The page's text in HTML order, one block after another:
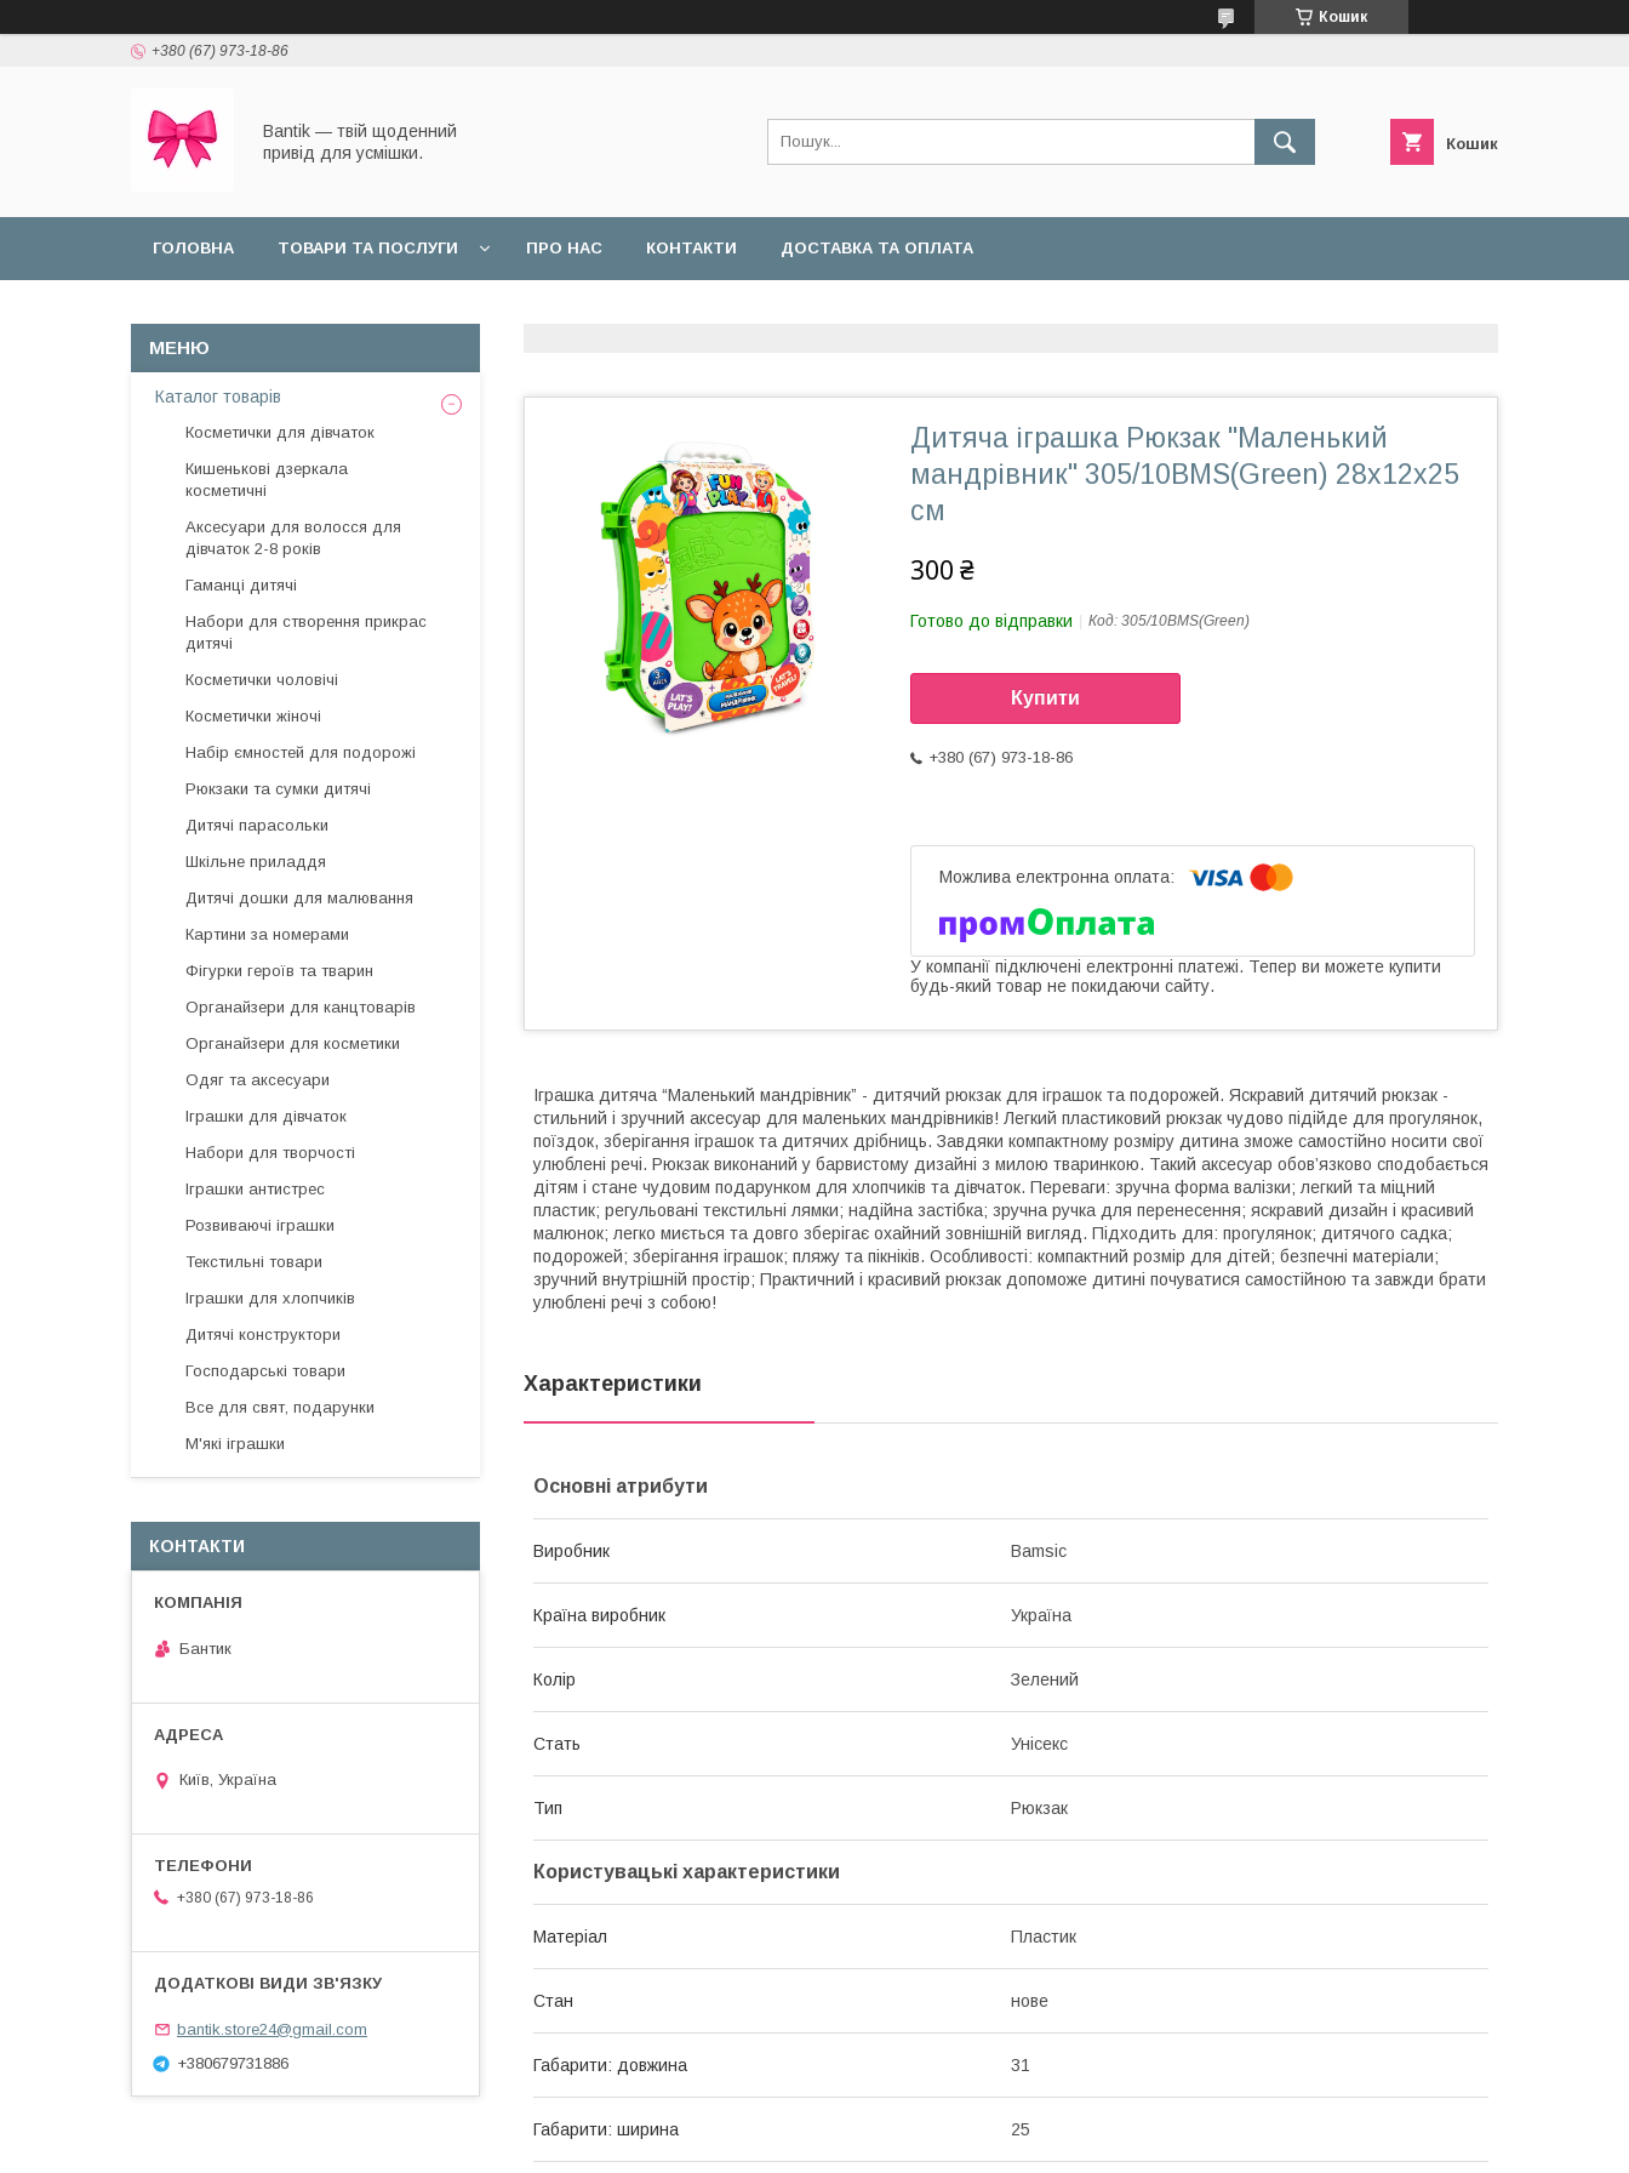
Кошик
+380 (67) 973-18-86
Bantik — твій щоденний
привід для усмішки.
Кошик
ГОЛОВНА ТОВАРИ ТА ПОСЛУГИ ПРО НАС КОНТАКТИ ДОСТАВКА ТА ОПЛАТА
Дитяча іграшка Рюкзак "Маленький
мандрівник" 305/10BMS(Green) 28х12х25
см
300 ₴
Готово до відправки Код: 305/10BMS(Green)
Купити
+380 (67) 973-18-86
У компанії підключені електронні платежі. Тепер ви можете купити
будь-який товар не покидаючи сайту.
Іграшка дитяча “Маленький мандрівник” - дитячий рюкзак для іграшок та подорожей. Яскравий дитячий рюкзак -
стильний і зручний аксесуар для маленьких мандрівників! Легкий пластиковий рюкзак чудово підійде для прогулянок,
поїздок, зберігання іграшок та дитячих дрібниць. Завдяки компактному розміру дитина зможе самостійно носити свої
улюблені речі. Рюкзак виконаний у барвистому дизайні з милою тваринкою. Такий аксесуар обов’язково сподобається
дітям і стане чудовим подарунком для хлопчиків та дівчаток. Переваги: зручна форма валізки; легкий та міцний
пластик; регульовані текстильні лямки; надійна застібка; зручна ручка для перенесення; яскравий дизайн і красивий
малюнок; легко миється та довго зберігає охайний зовнішній вигляд. Підходить для: прогулянок; дитячого садка;
подорожей; зберігання іграшок; пляжу та пікніків. Особливості: компактний розмір для дітей; безпечні матеріали;
зручний внутрішній простір; Практичний і красивий рюкзак допоможе дитині почуватися самостійною та завжди брати
улюблені речі з собою!
Характеристики
Основні атрибути
Виробник Bamsic
Країна виробник Україна
Колір Зелений
Стать Унісекс
Тип Рюкзак
Користувацькі характеристики
Матеріал Пластик
Стан нове
Габарити: довжина 31
Габарити: ширина 25
Каталог товарів
Косметички для дівчаток
Кишенькові дзеркала
косметичні
Аксесуари для волосся для
дівчаток 2-8 років
Гаманці дитячі
Набори для створення прикрас
дитячі
Косметички чоловічі
Косметички жіночі
Набір ємностей для подорожі
Рюкзаки та сумки дитячі
Дитячі парасольки
Шкільне приладдя
Дитячі дошки для малювання
Картини за номерами
Фігурки героїв та тварин
Органайзери для канцтоварів
Органайзери для косметики
Одяг та аксесуари
Іграшки для дівчаток
Набори для творчості
Іграшки антистрес
Розвиваючі іграшки
Текстильні товари
Іграшки для хлопчиків
Дитячі конструктори
Господарські товари
Все для свят, подарунки
М'які іграшки
КОНТАКТИ
Бантик
Київ, Україна
+380 (67) 973-18-86
bantik.store24@gmail.com
+380679731886